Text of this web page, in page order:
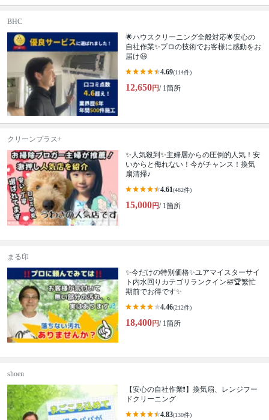
BHC
🌟ハウスクリーニング全般対応🌟安心の
自社作業✨プロの技術でお客様に感動をお
届け😃
4.69(114件)
12,650円/ 1箇所
クリーンプラス+
✨人気殺到✨主婦層からの圧倒的人気！安
いからと侮れない！今がチャンス！換気
扇清掃♪
4.61(482件)
15,000円/ 1箇所
まる印
✨今だけの特別価格✨ユアマイスターサイ
ト内水回りカテゴリランクイン🛀🏆繁忙
期前でお得です✨
4.46(212件)
18,400円/ 1箇所
shoen
【安心の自社作業❗️】換気扇、レンジフー
ドクリーニング
4.83(130件)